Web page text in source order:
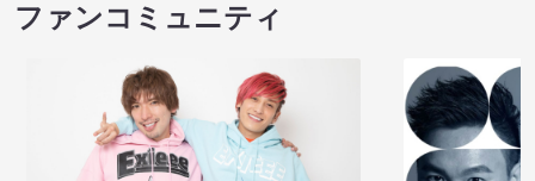
ファンコミュニティ